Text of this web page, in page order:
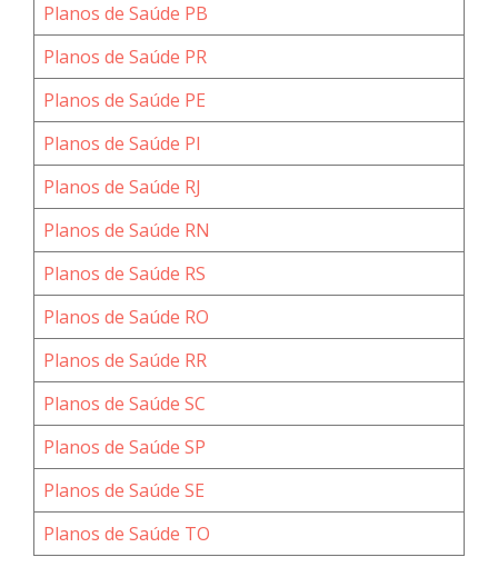
Planos de Saúde PB
Planos de Saúde PR
Planos de Saúde PE
Planos de Saúde PI
Planos de Saúde RJ
Planos de Saúde RN
Planos de Saúde RS
Planos de Saúde RO
Planos de Saúde RR
Planos de Saúde SC
Planos de Saúde SP
Planos de Saúde SE
Planos de Saúde TO